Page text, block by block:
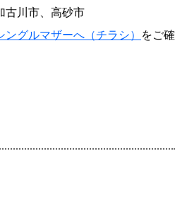
古川市、高砂市
グルマザーへ（チラシ）
をご確